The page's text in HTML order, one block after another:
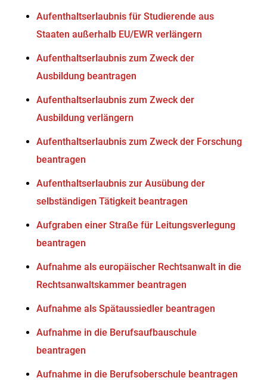
Aufenthaltserlaubnis für Studierende aus
Staaten außerhalb EU/EWR verlängern
Aufenthaltserlaubnis zum Zweck der
Ausbildung beantragen
Aufenthaltserlaubnis zum Zweck der
Ausbildung verlängern
Aufenthaltserlaubnis zum Zweck der Forschung
beantragen
Aufenthaltserlaubnis zur Ausübung der
selbständigen Tätigkeit beantragen
Aufgraben einer Straße für Leitungsverlegung
beantragen
Aufnahme als europäischer Rechtsanwalt in die
Rechtsanwaltskammer beantragen
Aufnahme als Spätaussiedler beantragen
Aufnahme in die Berufsaufbauschule
beantragen
Aufnahme in die Berufsoberschule beantragen